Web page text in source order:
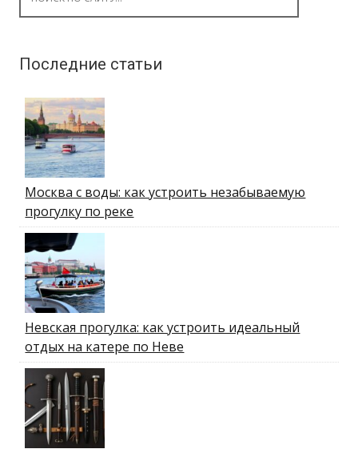
Последние статьи
Москва с воды: как устроить незабываемую
прогулку по реке
Невская прогулка: как устроить идеальный
отдых на катере по Неве